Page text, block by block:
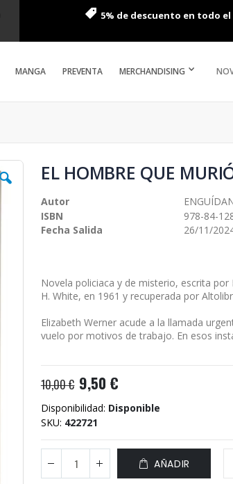
5% de descuento en todo
MANGA PREVENTA MERCHANDISING
EL HOMBRE QUE
Autor
ISBN
978-84-
Fecha Salida
26/11/
Novela policiaca y de misterio, escrita
H. White, en 1961 y recuperada por
Elizabeth Werner acude a la llamada
vuelo por motivos de trabajo. En esos
10,00 € 9,50 €
Disponibilidad: Disponible
SKU 422721
AÑADIR